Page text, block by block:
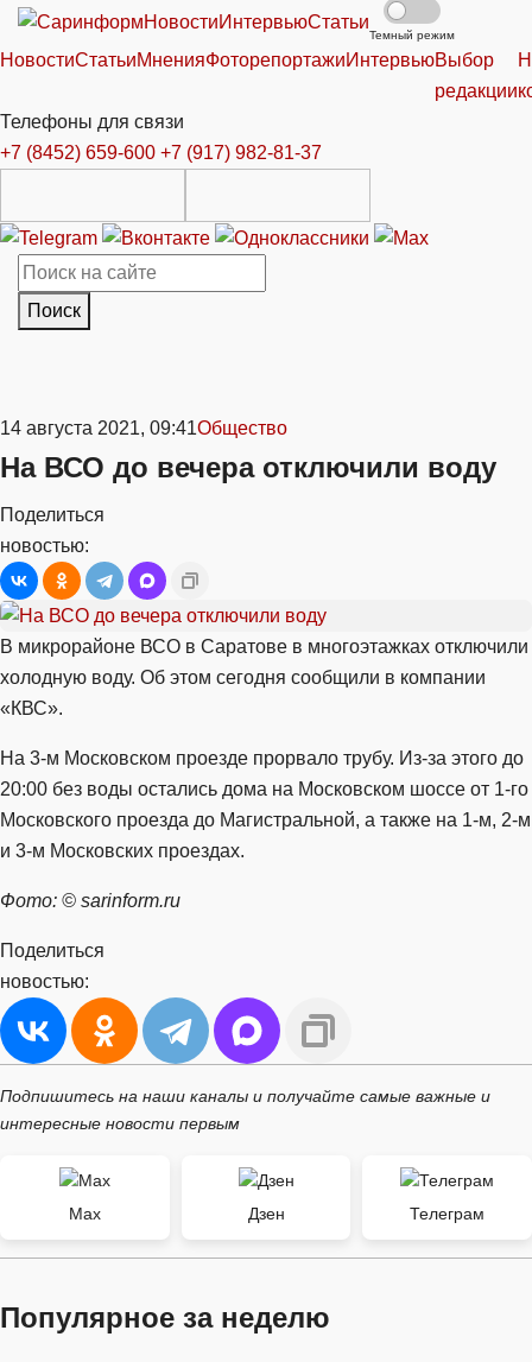
НовостиИнтервьюСтатьи
Темный режим
НовостиСтатьиМненияФоторепортажиИнтервьюВыбор
редакции
Телефоны для связи
+7 (8452) 659-600 +7 (917) 982-81-37
Поиск
14 августа 2021, 09:41Общество
На ВСО до вечера отключили воду
Поделиться
новостью:
В микрорайоне ВСО в Саратове в многоэтажках отключили
холодную воду. Об этом сегодня сообщили в компании
«КВС».
На 3-м Московском проезде прорвало трубу. Из-за этого до
20:00 без воды остались дома на Московском шоссе от 1-го
Московского проезда до Магистральной, а также на 1-м, 2-м
и 3-м Московских проездах.
Фото: © sarinform.ru
Поделиться
новостью:
Подпишитесь на наши каналы и получайте самые важные и
интересные новости первым
Max Дзен Телеграм
Популярное за неделю